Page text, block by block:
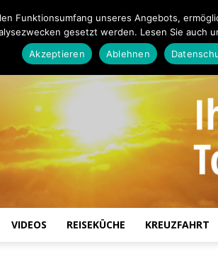
VIDEOS REISEKÜCHE KREUZFAHRT
Funktionsumfang unseres Angebots,
gesetzt werden. Lesen Sie auch
Akzeptieren
Ablehnen